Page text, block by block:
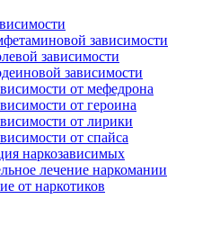
зависимости
зависимости
зависимости
от мефедрона
от героина
от лирики
от спайса
наркозависимых
лечение наркомании
от наркотиков